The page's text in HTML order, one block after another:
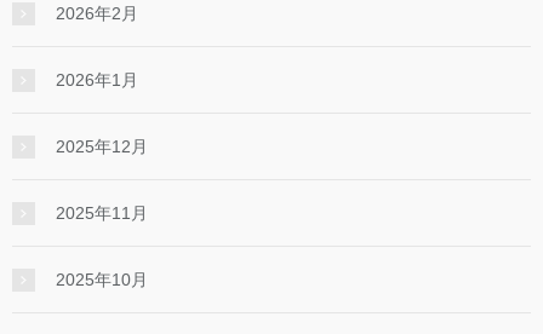
2026年2月
2026年1月
2025年12月
2025年11月
2025年10月